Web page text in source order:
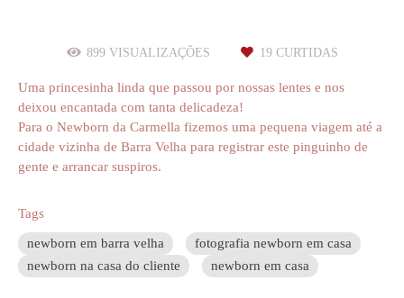
899VISUALIZAÇÕES 19CURTIDAS
Uma princesinha linda que passou por nossas lentes e nos
deixou encantada com tanta delicadeza!
Para o Newborn da Carmella fizemos uma pequena viagem até a
cidade vizinha de Barra Velha para registrar este pinguinho de
gente e arrancar suspiros.
Tags
newborn em barra velha
fotografia newborn em casa
newborn na casa do cliente
newborn em casa